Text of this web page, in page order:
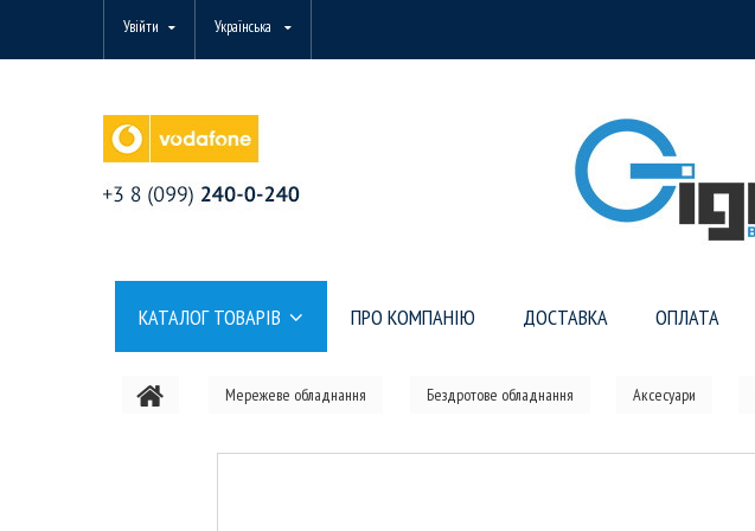
Увійти Українська
КАТАЛОГ ТОВАРІВ ПРО КОМПАНІЮ ДОСТАВКА ОПЛАТА
Мережеве обладнання Бездротове обладнання Аксесуари